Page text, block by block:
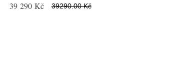
39 290 Kč 39290.00 Kč